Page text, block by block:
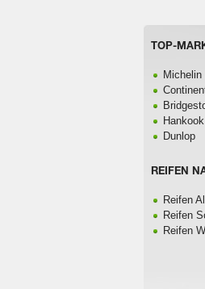
TOP-
Michelin
Hankook
Dunlop
REIFEN
Reifen
Reifen
Reifen